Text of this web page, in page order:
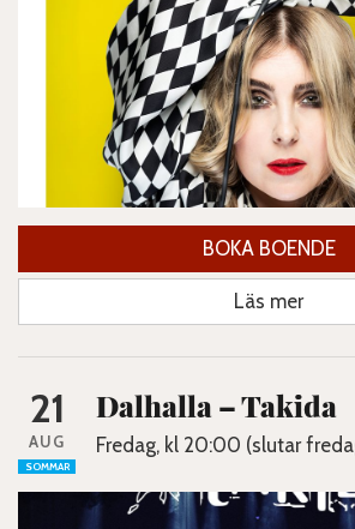
BOKA BOENDE
Läs mer
21
AUG
SOMMAR
Dalhalla – Takida
Fredag, kl 20:00 (slutar